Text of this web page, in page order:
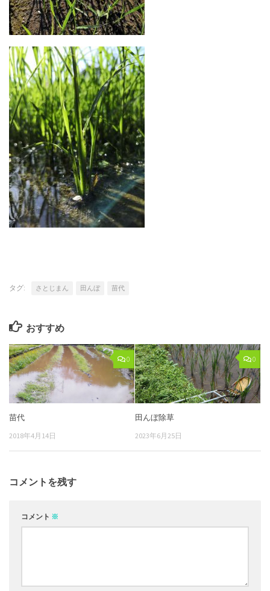
タグ: さとじまん 田んぼ 苗代
おすすめ
0
苗代
2018年4月14日
0
田んぼ除草
2023年6月25日
コメントを残す
コメント ※